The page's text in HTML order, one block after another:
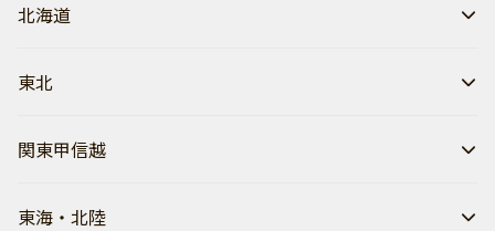
北海道
東北
関東甲信越
東海・北陸